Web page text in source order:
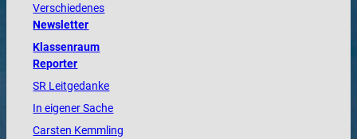
Verschiedenes
Newsletter
Klassenraum
Reporter
SR Leitgedanke
In eigener Sache
Carsten Kemmling